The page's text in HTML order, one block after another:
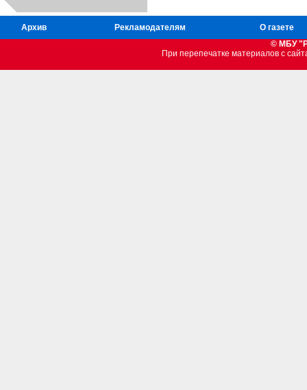
Архив Рекламодателям
О газете
© МБУ
При перепечатке материалов c